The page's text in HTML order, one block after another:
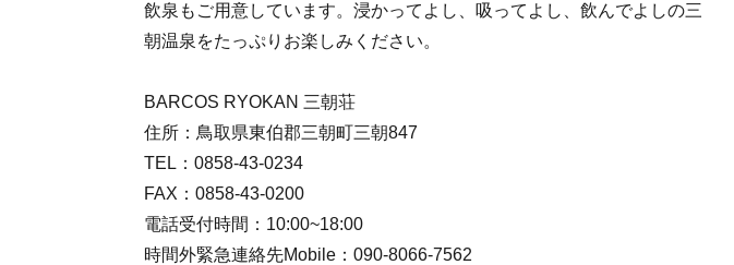
飲泉もご用意しています。浸かってよし、吸ってよし、飲んでよしの三
朝温泉をたっぷりお楽しみください。
BARCOS RYOKAN 三朝荘
住所：鳥取県東伯郡三朝町三朝847
TEL：0858-43-0234
FAX：0858-43-0200
電話受付時間：10:00~18:00
時間外緊急連絡先Mobile：090-8066-7562